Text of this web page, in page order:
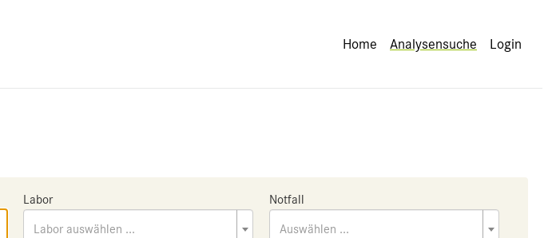
Home Analysensuche Login
Labor
Labor auswählen ...
Notfall
Auswählen ...